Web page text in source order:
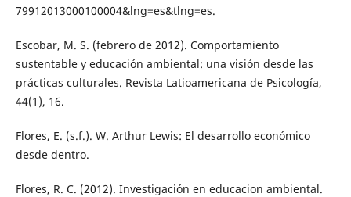
79912013000100004&lng=es&tlng=es.
Escobar, M. S. (febrero de 2012). Comportamiento
sustentable y educación ambiental: una visión desde las
prácticas culturales. Revista Latioamericana de Psicología,
44(1), 16.
Flores, E. (s.f.). W. Arthur Lewis: El desarrollo económico
desde dentro.
Flores, R. C. (2012). Investigación en educacion ambiental.